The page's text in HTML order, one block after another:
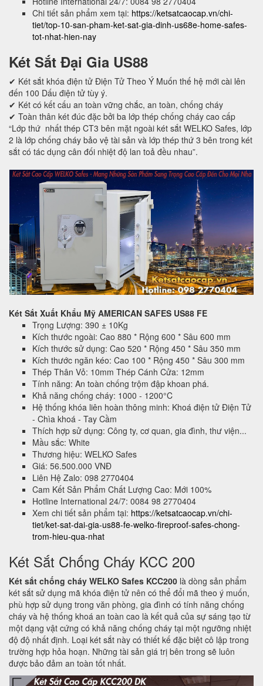
Chi tiết sản phẩm xem tại: https://ketsatcaocap.vn/chi-
tiet/top-10-san-pham-ket-sat-gia-dinh-us68e-home-safes-
tot-nhat-hien-nay
Két Sắt Đại Gia US88
✔ Két sắt khóa điện tử Điện Tử Theo Ý Muốn thế hệ mới cài lên
đến 100 Dấu điện tử tùy ý.
✔ Két có kết cấu an toàn vững chắc, an toàn, chống cháy
✔ Toàn thân két đúc đặc bởi ba lớp thép chống cháy cao cấp
“Lớp thứ nhất thép CT3 bên mặt ngoài két sắt WELKO Safes, lớp
2 là lớp chống cháy bảo vệ tài sản và lớp thép thứ 3 bên trong két
sắt có tác dụng cân đối nhiệt độ lan toả đều nhau”.
Két Sắt Xuất Khẩu Mỹ AMERICAN SAFES US88 FE
Trọng Lượng: 390 ± 10Kg
Kích thước ngoài: Cao 880 * Rộng 600 * Sâu 600 mm
Kích thước sử dụng: Cao 520 * Rộng 450 * Sâu 350 mm
Kích thước ngăn kéo: Cao 100 * Rộng 450 * Sâu 300 mm
Thép Thân Vỏ: 10mm Thép Cánh Cửa: 12mm
Tính năng: An toàn chống trộm đập khoan phá.
Khả năng chống cháy: 1000 - 1200°C
Hệ thống khóa liên hoàn thông minh: Khoá điện tử Điện Tử
- Chìa khoá - Tay Cầm
Thích hợp sử dụng: Công ty, cơ quan, gia đình, thư viện...
Mầu sắc: White
Thương hiệu: WELKO Safes
Giá: 56.500.000 VNĐ
Liên Hệ Zalo: 098 2770404
Cam Kết Sản Phẩm Chất Lượng Cao: Mới 100%
Hotline International 24/7: 0084 98 2770404
Xem chi tiết sản phẩm tại: https://ketsatcaocap.vn/chi-
tiet/ket-sat-dai-gia-us88-fe-welko-fireproof-safes-chong-
trom-hieu-qua-nhat
Két Sắt Chống Cháy KCC 200
Két sắt chống cháy WELKO Safes KCC200 là dòng sản phẩm
két sắt sử dụng mã khóa điện tử nên có thể đổi mã theo ý muốn,
phù hợp sử dụng trong văn phòng, gia đình có tính năng chống
cháy và hệ thống khoá an toàn cao là kết quả của sự sáng tạo từ
một dạng vật cứng có khả năng chống cháy tại một ngưỡng nhiệt
độ độ nhất định. Loại két sắt này có thiết kế đặc biệt cô lập trong
trường hợp hỏa hoạn. Những tài sản giá trị bên trong sẽ luôn
được bảo đảm an toàn tốt nhất.